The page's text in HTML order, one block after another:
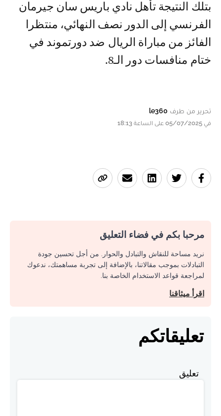
بتلك النتيجة تأهل نادي باريس سان جيرمان
الفرنسي إلى الدور نصف النهائي، منتظرا
الفائز من مباراة الريال ضد دورتموند في
ختام منافسات دور الـ8.
تحرير من طرف le360
في 05/07/2025 على الساعة 18:13
مرحبا بكم في فضاء التعليق
نريد مساحة للنقاش والتبادل والحوار. من أجل تحسين جودة
التبادلات بموجب مقالاتنا، بالإضافة إلى تجربة مساهمتك، ندعوك
لمراجعة قواعد الاستخدام الخاصة بنا.
اقرأ ميثاقنا
تعليقاتكم
تعليق